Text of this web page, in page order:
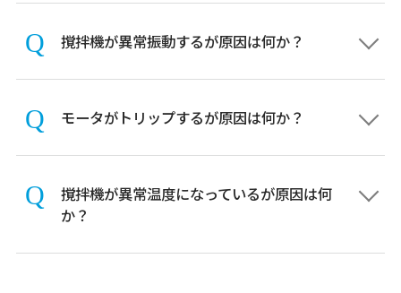
撹拌機が異常振動するが原因は何か？
モータがトリップするが原因は何か？
撹拌機が異常温度になっているが原因は何
か？